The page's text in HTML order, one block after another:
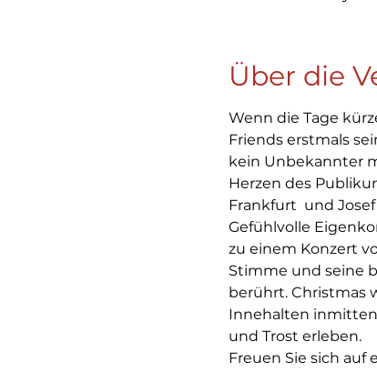
Über die
Wenn die Tage
Friends erstmals
kein Unbekannter
Herzen des
Frankfurt  und
Gefühlvolle
zu einem Konzert
Stimme und seine
berührt. Christmas
Innehalten inmitten
und Trost erleben.
Freuen Sie sich auf